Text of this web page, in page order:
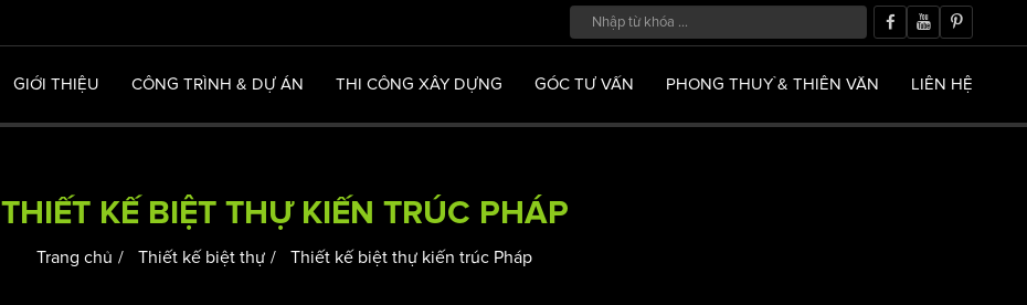
GIỚI THIỆU CÔNG TRÌNH & DỰ ÁN THI CÔNG XÂY DỰNG GÓC TƯ VẤN PHONG THUỶ & THIÊN VĂN LIÊN HỆ
THIẾT KẾ BIỆT THỰ KIẾN TRÚC PHÁP
Trang chủ Thiết kế biệt thự Thiết kế biệt thự kiến trúc Pháp